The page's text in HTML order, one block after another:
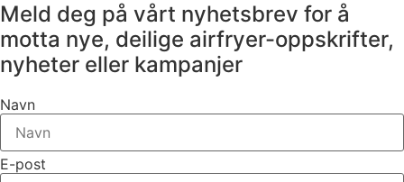
Meld deg på vårt nyhetsbrev for å
motta nye, deilige airfryer-oppskrifter,
nyheter eller kampanjer
Navn
E-post